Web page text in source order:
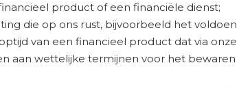
product of een financiële dienst;
die op ons rust, bijvoorbeeld het voldoen
van een financieel product dat via onze
aan wettelijke termijnen voor het bewaren